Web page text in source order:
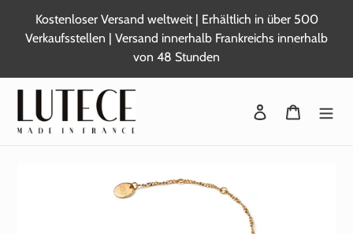
springen
Kostenloser Versand weltweit | Erhältlich in über 500
Verkaufsstellen | Versand innerhalb Frankreichs innerhalb
von 48 Stunden
Sich anmelden